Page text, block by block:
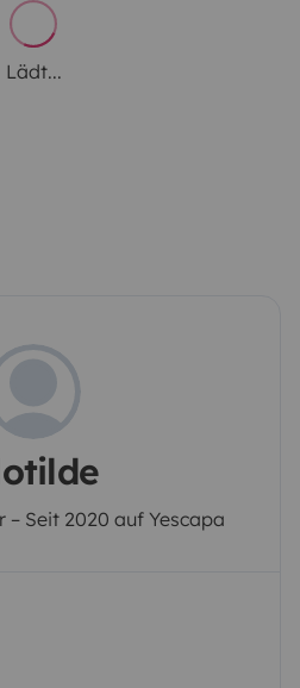
Lädt...
– Seit 2020 auf Yescapa